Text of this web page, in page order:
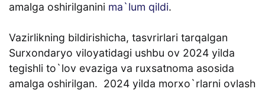
amalga oshirilganini ma`lum qildi.
Vazirlikning bildirishicha, tasvrirlari tarqalgan
Surxondaryo viloyatidagi ushbu ov 2024 yilda
tegishli to`lov evaziga va ruxsatnoma asosida
amalga oshirilgan. 2024 yilda morxo`rlarni ovlash